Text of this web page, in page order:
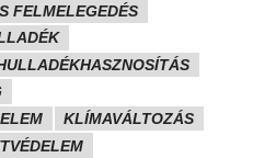
FELMELEGEDÉS
KLÍMAVÁLTOZÁS